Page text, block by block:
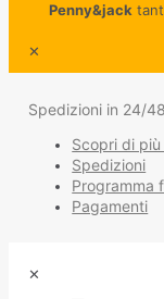
Penny&jack
✕
Spedizioni in 24/
Scopri di
Spedizioni
Programma
Pagamenti
✕